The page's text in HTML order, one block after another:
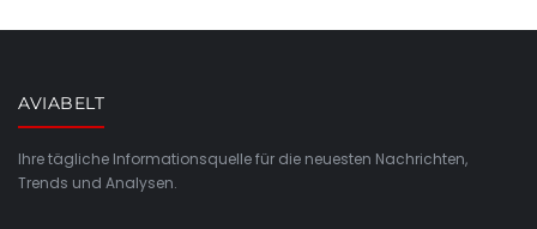
AVIABELT
Ihre tägliche Informationsquelle für die neuesten Nachrichten,
Trends und Analysen.